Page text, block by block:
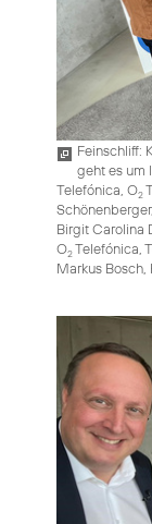
Feinschliff:
geht es um
Telefónica, O2
Birgit Carolina
O2Telefónica,
Markus Bosch,